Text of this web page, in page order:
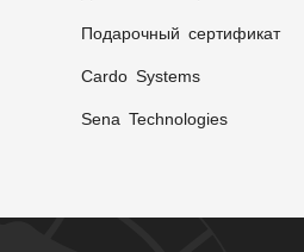
Подарочный сертификат
Cardo Systems
Sena Technologies